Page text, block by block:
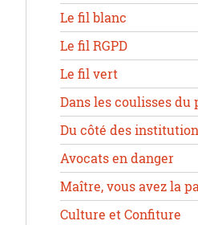
Le fil blanc
Le fil RGPD
Le fil vert
Dans les coulisses du
Du côté des
Avocats en danger
Maître, vous avez la
Culture et Confiture